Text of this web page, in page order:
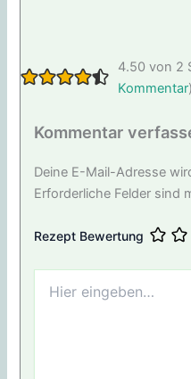
4.50 von 2
Kommentar)
Kommentar
Deine E-Mail-Adresse
Erforderliche Felder sind
Rezept Bewertung
eingeben…